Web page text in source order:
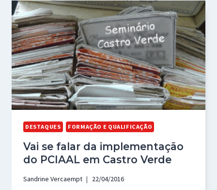
DESTAQUES FORMAÇÃO E QUALIFICAÇÃO
Vai se falar da implementação
do PCIAAL em Castro Verde
Sandrine Vercaempt 22/04/2016